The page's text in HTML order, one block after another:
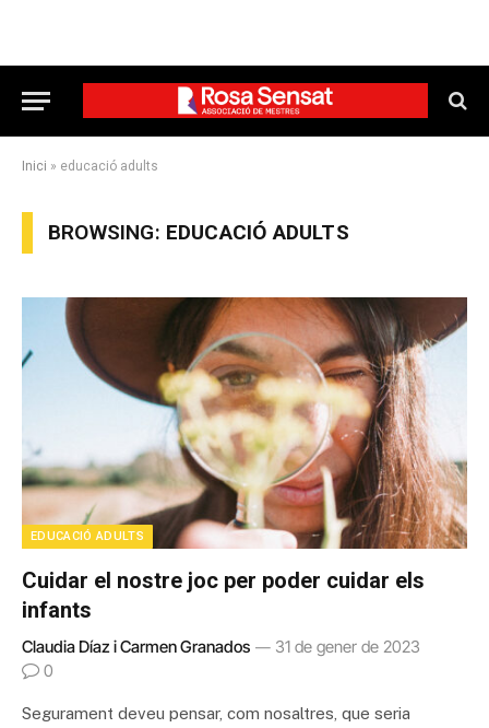
Inici » educació adults
BROWSING: EDUCACIÓ ADULTS
EDUCACIÓ ADULTS
Cuidar el nostre joc per poder cuidar els
infants
Claudia Díaz i Carmen Granados
31 de gener de 2023
0
Segurament deveu pensar, com nosaltres, que seria